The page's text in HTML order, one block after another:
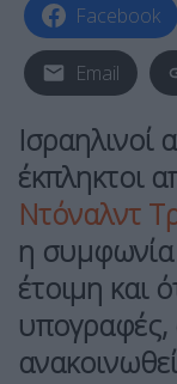
Facebook
Email
έκπληκτοι
Ντόναλντ
η συμφωνία
έτοιμη και